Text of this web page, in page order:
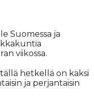
Suomessa ja
viikossa.
hetkellä on kaksi
ja perjantaisin